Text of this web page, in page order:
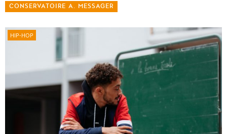
CONSERVATOIRE A. MESSAGER
HIP-HOP